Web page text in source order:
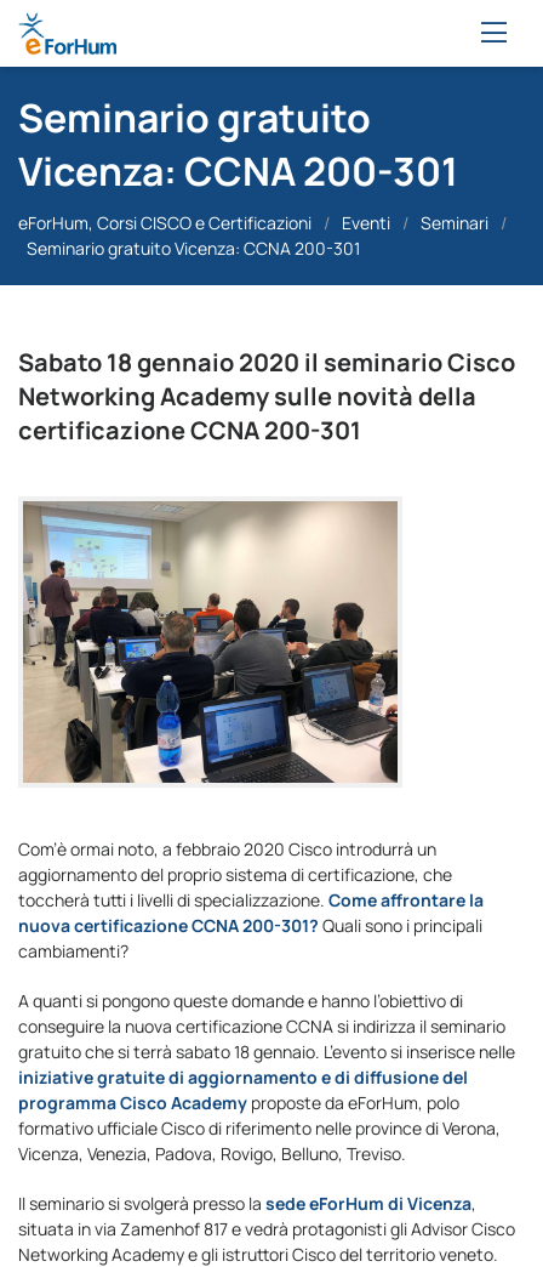
Seminario gratuito
Vicenza: CCNA 200-301
eForHum, Corsi CISCO e Certificazioni / Eventi / Seminari /
Seminario gratuito Vicenza: CCNA 200-301
Sabato 18 gennaio 2020 il seminario Cisco
Networking Academy sulle novità della
certificazione CCNA 200-301
Com’è ormai noto, a febbraio 2020 Cisco introdurrà un
aggiornamento del proprio sistema di certificazione, che
toccherà tutti i livelli di specializzazione. Come affrontare la
nuova certificazione CCNA 200-301? Quali sono i principali
cambiamenti?
A quanti si pongono queste domande e hanno l’obiettivo di
conseguire la nuova certificazione CCNA si indirizza il seminario
gratuito che si terrà sabato 18 gennaio. L’evento si inserisce nelle
iniziative gratuite di aggiornamento e di diffusione del
programma Cisco Academy proposte da eForHum, polo
formativo ufficiale Cisco di riferimento nelle province di Verona,
Vicenza, Venezia, Padova, Rovigo, Belluno, Treviso.
Il seminario si svolgerà presso la sede eForHum di Vicenza,
situata in via Zamenhof 817 e vedrà protagonisti gli Advisor Cisco
Networking Academy e gli istruttori Cisco del territorio veneto.